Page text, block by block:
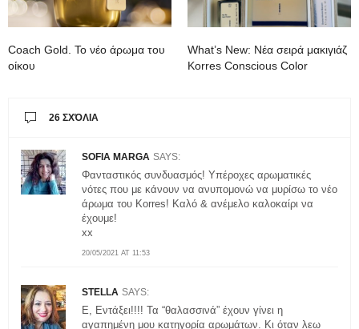
Coach Gold. To νέο άρωμα του
οίκου
What’s New: Νέα σειρά μακιγιάζ
Korres Conscious Color
26 ΣΧΌΛΙΑ
SOFIA MARGA SAYS:
20/05/2021 AT 11:53
Φανταστικός συνδυασμός! Υπέροχες αρωματικές
νότες που με κάνουν να ανυπομονώ να μυρίσω το νέο
άρωμα του Korres! Καλό & ανέμελο καλοκαίρι να
έχουμε!
xx
STELLA SAYS:
Ε, Εντάξει!!!! Τα “θαλασσινά” έχουν γίνει η
αγαπημένη μου κατηγορία αρωμάτων. Κι όταν λεω